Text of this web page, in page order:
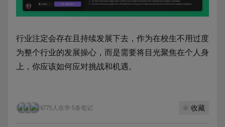
行业注定会存在且持续发展下去，作为在校生不用过度
为整个行业的发展操心，而是需要将目光聚焦在个人身
上，你应该如何应对挑战和机遇。
6775人在学·5条笔记 收藏